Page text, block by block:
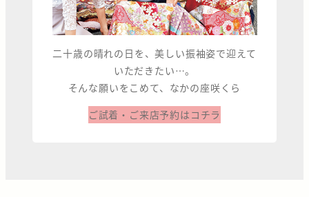
二十歳の晴れの日を、美しい振袖姿で迎えて
いただきたい…。
そんな願いをこめて、なかの座咲くら
ご試着・ご来店予約はコチラ